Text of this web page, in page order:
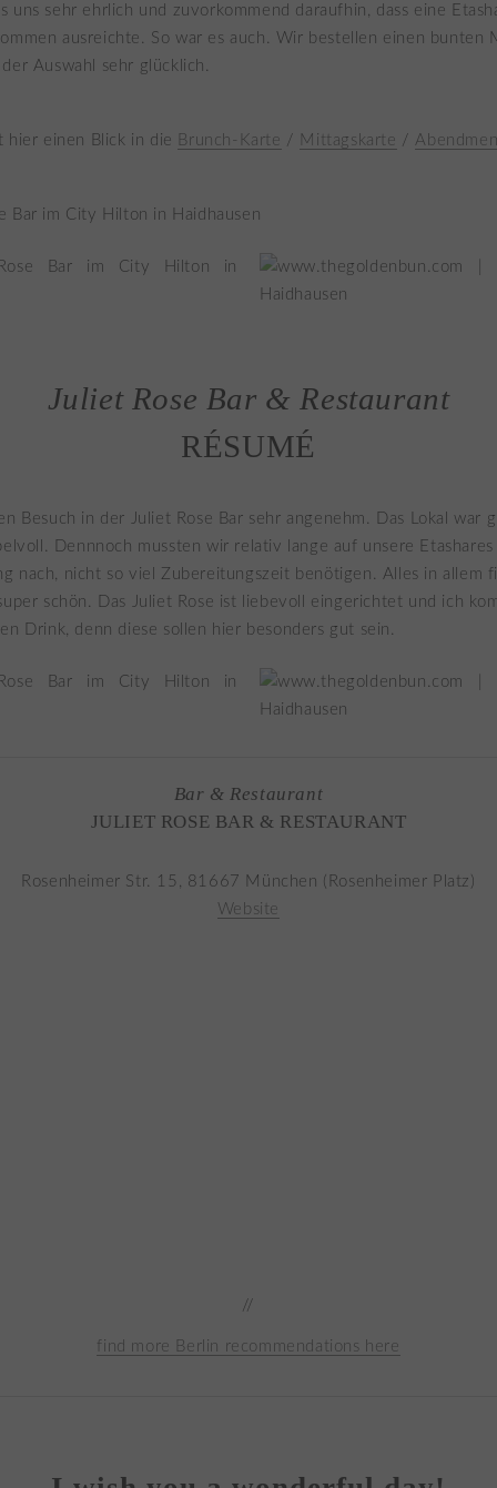
uns sehr ehrlich und zuvorkommend daraufhin, dass eine
ausreichte. So war es auch. Wir bestellen einen bunten
Auswahl sehr glücklich.
hier einen Blick in die Brunch-Karte / Mittagskarte /
Juliet Rose Bar & Restaurant
RÉSUMÉ
Besuch in der Juliet Rose Bar sehr angenehm. Das Lokal war
Dennnoch mussten wir relativ lange auf unsere
nach, nicht so viel Zubereitungszeit benötigen. Alles in allem
schön. Das Juliet Rose ist liebevoll eingerichtet und ich
Drink, denn diese sollen hier besonders gut sein.
Bar & Restaurant
JULIET ROSE BAR & RESTAURANT
Rosenheimer Str. 15, 81667 München (Rosenheimer Platz)
Website
//
find more Berlin recommendations here